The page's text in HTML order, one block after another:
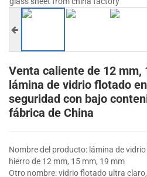
Venta caliente de 12 mm,
lámina de vidrio flotado
seguridad con bajo
fábrica de China
Nombre del producto: lámina de
hierro de 12 mm, 15 mm, 19 mm
Otro nombre: vidrio flotado ultra